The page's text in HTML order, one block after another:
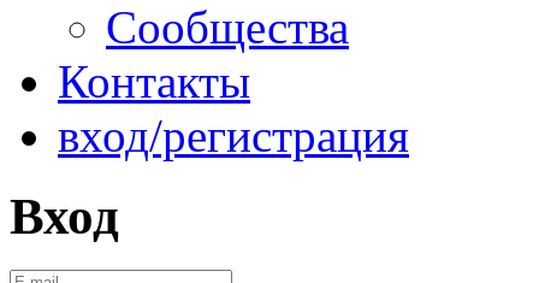
Сообщества
Контакты
вход/регистрация
Вход